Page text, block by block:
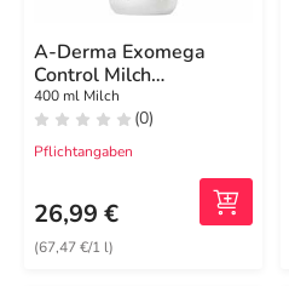
A-Derma Exomega
Control Milch
rückfettend
400 ml Milch
(0)
Pflichtangaben
26,99 €
(67,47 €/1 l)